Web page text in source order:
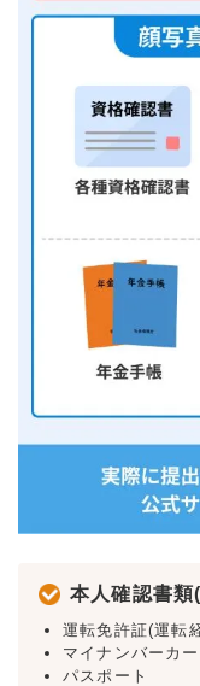
本人確認書
運転免許証(運転
マイナンバーカ
パスポート